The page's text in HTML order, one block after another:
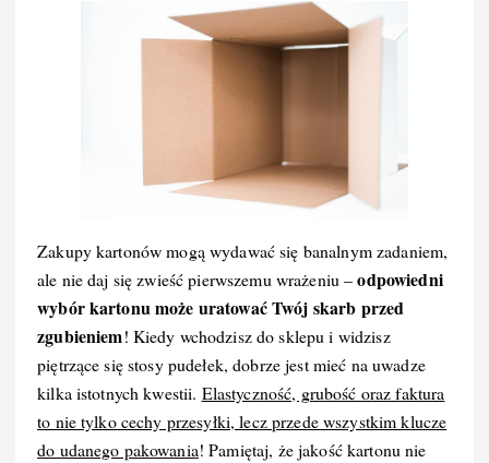
Zakupy kartonów mogą wydawać się banalnym zadaniem,
ale nie daj się zwieść pierwszemu wrażeniu –odpowiedni
wybór kartonu może uratować Twój skarb przed
zgubieniem! Kiedy wchodzisz do sklepu i widzisz
piętrzące się stosy pudełek, dobrze jest mieć na uwadze
kilka istotnych kwestii. Elastyczność, grubość oraz faktura
to nie tylko cechy przesyłki, lecz przede wszystkim klucze
do udanego pakowania! Pamiętaj, że jakość kartonu nie